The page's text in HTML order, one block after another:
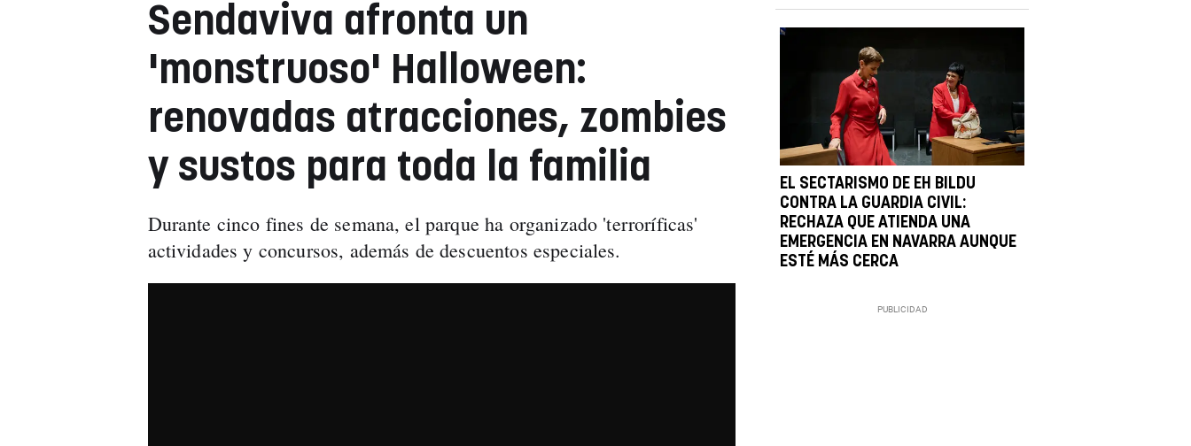
Sendaviva afronta un
'monstruoso' Halloween:
renovadas atracciones, zombies
y sustos para toda la familia
Durante cinco fines de semana, el parque ha organizado 'terroríficas'
actividades y concursos, además de descuentos especiales.
EL SECTARISMO DE EH BILDU
CONTRA LA GUARDIA CIVIL:
RECHAZA QUE ATIENDA UNA
EMERGENCIA EN NAVARRA AUNQUE
ESTÉ MÁS CERCA